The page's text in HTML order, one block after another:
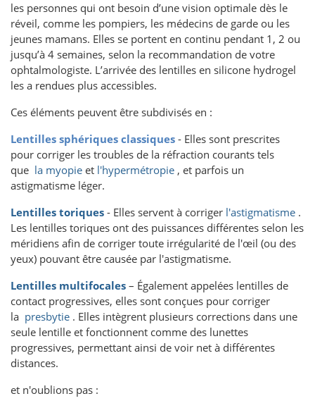
les personnes qui ont besoin d’une vision optimale dès le
réveil, comme les pompiers, les médecins de garde ou les
jeunes mamans. Elles se portent en continu pendant 1, 2 ou
jusqu’à 4 semaines, selon la recommandation de votre
ophtalmologiste. L’arrivée des lentilles en silicone hydrogel
les a rendues plus accessibles.
Ces éléments peuvent être subdivisés en :
Lentilles sphériques classiques - Elles sont prescrites
pour corriger les troubles de la réfraction courants tels
que la myopie et l'hypermétropie , et parfois un
astigmatisme léger.
Lentilles toriques - Elles servent à corriger l'astigmatisme .
Les lentilles toriques ont des puissances différentes selon les
méridiens afin de corriger toute irrégularité de l'œil (ou des
yeux) pouvant être causée par l'astigmatisme.
Lentilles multifocales – Également appelées lentilles de
contact progressives, elles sont conçues pour corriger
la presbytie . Elles intègrent plusieurs corrections dans une
seule lentille et fonctionnent comme des lunettes
progressives, permettant ainsi de voir net à différentes
distances.
et n'oublions pas :